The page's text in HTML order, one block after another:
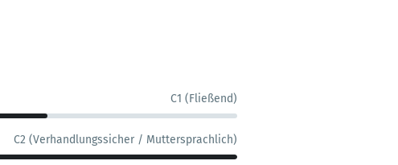
C1 (Fließend)
C2 (Verhandlungssicher / Muttersprachlich)